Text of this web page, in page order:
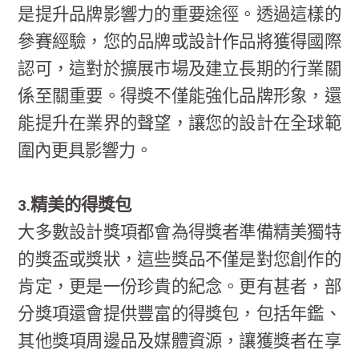
是提升品牌影響力的重要途徑。透過這樣的
參賽經驗，您的品牌或設計作品將獲得國際
認可，這對於擴展市場及建立長期的行業關
係至關重要。得獎不僅能強化品牌形象，還
能提升在業界的聲望，讓您的設計在全球範
圍內更具影響力。
3.精美的得獎包
大多數設計獎項都會為得獎者準備精美獨特
的獎盃或獎狀，這些獎品不僅是對您創作的
肯定，更是一份珍貴的紀念。更有甚者，部
分獎項還會提供豐富的得獎包，包括年鑑、
其他獎項周邊品及媒體資源，讓獲獎者在享